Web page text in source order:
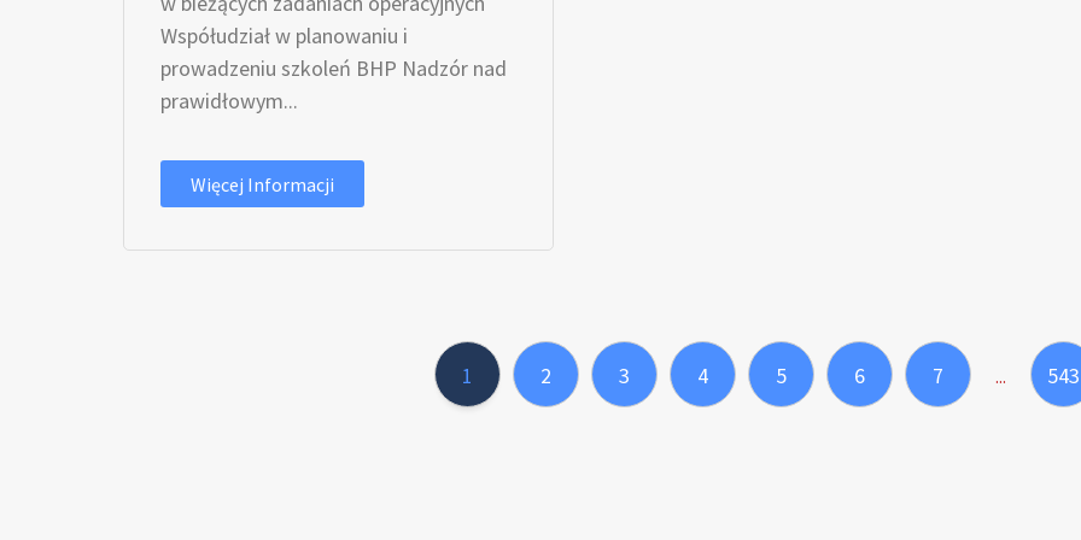
Współudział w planowaniu i
prowadzeniu szkoleń BHP Nadzór nad
prawidłowym...
Więcej Informacji
1 2 3 4 5 6 7 ... 543